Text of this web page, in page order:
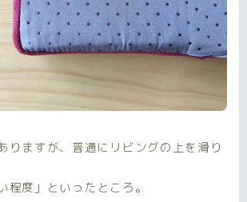
りますが、普通にリビングの上を滑り
程度」 といったところ。